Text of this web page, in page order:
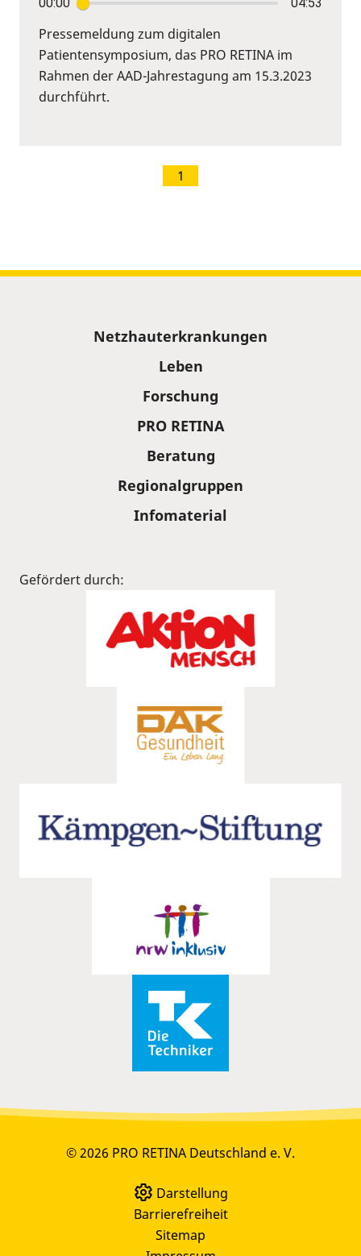
Pressemeldung zum digitalen
Patientensymposium, das PRO RETINA im
Rahmen der AAD-Jahrestagung am 15.3.2023
durchführt.
1
Netzhauterkrankungen
Leben
Forschung
PRO RETINA
Beratung
Regionalgruppen
Infomaterial
Gefördert durch:
© 2026 PRO RETINA Deutschland e. V.
Darstellung
Barrierefreiheit
Sitemap